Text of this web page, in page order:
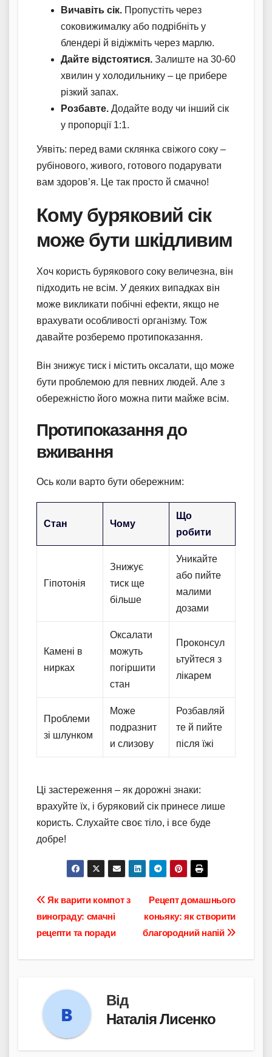
Вичавіть сік. Пропустіть через
соковижималку або подрібніть у
блендері й відіжміть через марлю.
Дайте відстоятися. Залиште на 30-60
хвилин у холодильнику – це прибере
різкий запах.
Розбавте. Додайте воду чи інший сік
у пропорції 1:1.
Уявіть: перед вами склянка свіжого соку –
рубінового, живого, готового подарувати
вам здоров’я. Це так просто й смачно!
Кому буряковий сік
може бути шкідливим
Хоч користь бурякового соку величезна, він
підходить не всім. У деяких випадках він
може викликати побічні ефекти, якщо не
врахувати особливості організму. Тож
давайте розберемо протипоказання.
Він знижує тиск і містить оксалати, що може
бути проблемою для певних людей. Але з
обережністю його можна пити майже всім.
Протипоказання до
вживання
Ось коли варто бути обережним:
Стан Чому
Що
робити
Гіпотонія
Знижує
тиск ще
більше
Уникайте
або пийте
малими
дозами
Камені в
нирках
Оксалати
можуть
погіршити
стан
Проконсул
ьтуйтеся з
лікарем
Проблеми
зі шлунком
Може
подразнит
и слизову
Розбавляй
те й пийте
після їжі
Ці застереження – як дорожні знаки:
врахуйте їх, і буряковий сік принесе лише
користь. Слухайте своє тіло, і все буде
добре!
Навігація
записів
Рецепт домашнього
коньяку: як створити
благородний напій
Як варити компот з
винограду: смачні
рецепти та поради
Від
Наталія Лисенко